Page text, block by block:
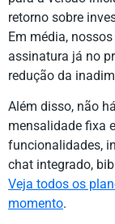
retorno sobre
Em média,
assinatura já no
redução da
Além disso, não
mensalidade fixa
funcionalidades,
chat integrado,
Veja todos os
momento.